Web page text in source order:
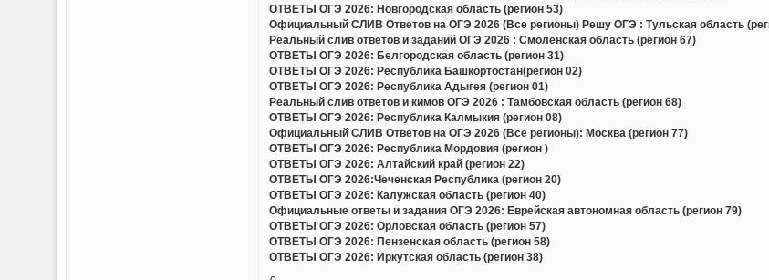
ОТВЕТЫ ОГЭ 2026: Новгородская область (регион 53)
Официальный СЛИВ Ответов на ОГЭ 2026 (Все регионы) Решу ОГЭ : Тульская область
Реальный слив ответов и заданий ОГЭ 2026 : Смоленская область (регион 67)
ОТВЕТЫ ОГЭ 2026: Белгородская область (регион 31)
ОТВЕТЫ ОГЭ 2026: Республика Башкортостан(регион 02)
ОТВЕТЫ ОГЭ 2026: Республика Адыгея (регион 01)
Реальный слив ответов и кимов ОГЭ 2026 : Тамбовская область (регион 68)
ОТВЕТЫ ОГЭ 2026: Республика Калмыкия (регион 08)
Официальный СЛИВ Ответов на ОГЭ 2026 (Все регионы): Москва (регион 77)
ОТВЕТЫ ОГЭ 2026: Республика Мордовия (регион )
ОТВЕТЫ ОГЭ 2026: Алтайский край (регион 22)
ОТВЕТЫ ОГЭ 2026:Чеченская Республика (регион 20)
ОТВЕТЫ ОГЭ 2026: Калужская область (регион 40)
Официальные ответы и задания ОГЭ 2026: Еврейская автономная область (регион 79)
ОТВЕТЫ ОГЭ 2026: Орловская область (регион 57)
ОТВЕТЫ ОГЭ 2026: Пензенская область (регион 58)
ОТВЕТЫ ОГЭ 2026: Иркутская область (регион 38)